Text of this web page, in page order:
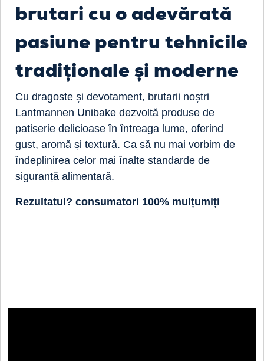
brutari cu o adevărată
pasiune pentru tehnicile
tradiționale și moderne
Cu dragoste și devotament, brutarii noștri
Lantmannen Unibake dezvoltă produse de
patiserie delicioase în întreaga lume, oferind
gust, aromă și textură. Ca să nu mai vorbim de
îndeplinirea celor mai înalte standarde de
siguranță alimentară.
Rezultatul? consumatori 100% mulțumiți